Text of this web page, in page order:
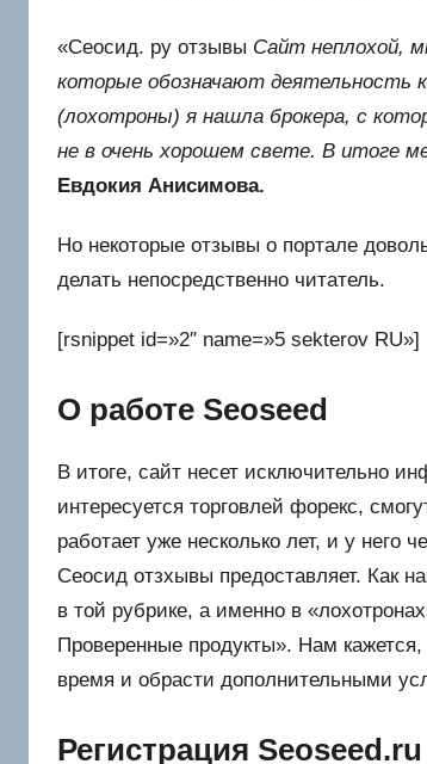
«Сеосид. ру отзывы Сайт неплохой,
которые обозначают деятельность
(лохотроны) я нашла брокера, с
не в очень хорошем свете. В итоге
Евдокия Анисимова.
Но некоторые отзывы о портале
делать непосредственно читатель.
[rsnippet id=»2″ name=»5 sekterov RU»]
О работе Seoseed
В итоге, сайт несет исключительно
интересуется торговлей форекс,
работает уже несколько лет, и у него
Сеосид отзхывы предоставляет. Как
в той рубрике, а именно в
Проверенные продукты». Нам
время и обрасти дополнительными
Регистрация